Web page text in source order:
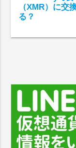
（XMR）に交
る？